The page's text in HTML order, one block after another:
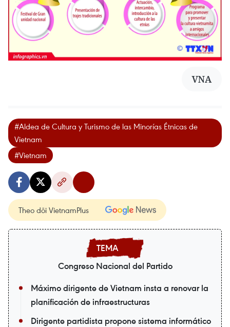
VNA
#Aldea de Cultura y Turismo de las Minorías Étnicas de
Vietnam
#Vietnam
Theo dõi VietnamPlus
Congreso Nacional del Partido
Máximo dirigente de Vietnam insta a renovar la
planificación de infraestructuras
Dirigente partidista propone sistema informático